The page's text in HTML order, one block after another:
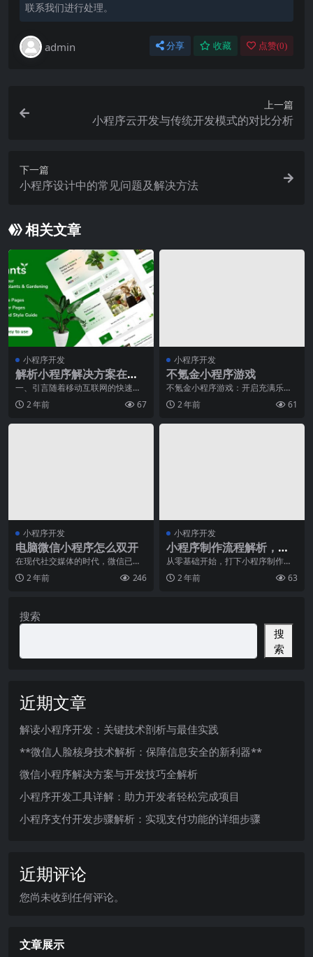
联系我们进行处理。
admin 分享 收藏 点赞(0)
上一篇
小程序云开发与传统开发模式的对比分析
下一篇
小程序设计中的常见问题及解决方法
相关文章
小程序开发
解析小程序解决方案在零
售行业的成功案例
一、引言随着移动互联网的快速发
展，小程序作为新型的互联网应用
形态，正在日益改变着
2 年前 67
小程序开发
不氪金小程序游戏
不氪金小程序游戏：开启充满乐趣
的非充值之旅在如今快节奏的生活
中，游戏已成为许多人
2 年前 61
小程序开发
电脑微信小程序怎么双开
在现代社交媒体的时代，微信已经
成为了人们日常生活中不可或缺的
一部分。然而，对于一
2 年前 246
小程序开发
小程序制作流程解析，从
零基础开始打造自己的应
用
从零基础开始，打下小程序制作的
基石。在当今数字化快速发展的时
代，移动应用已经成为
2 年前 63
搜索
搜
索
近期文章
解读小程序开发：关键技术剖析与最佳实践
**微信人脸核身技术解析：保障信息安全的新利器**
微信小程序解决方案与开发技巧全解析
小程序开发工具详解：助力开发者轻松完成项目
小程序支付开发步骤解析：实现支付功能的详细步骤
近期评论
您尚未收到任何评论。
文章展示